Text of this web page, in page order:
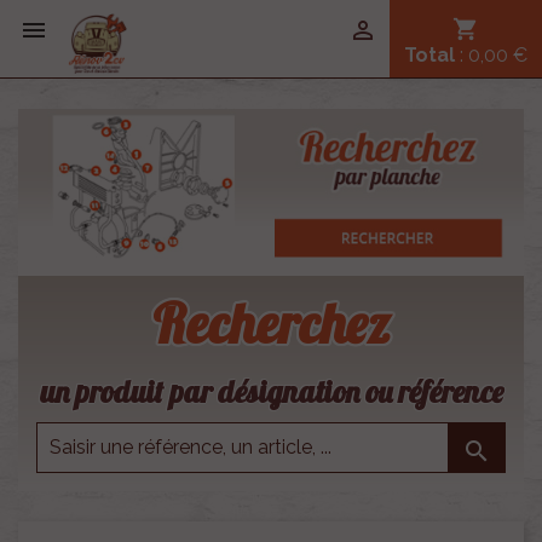
 shopping_cart
Total : 0,00 €

Recherchez
un produit par désignation ou référence
